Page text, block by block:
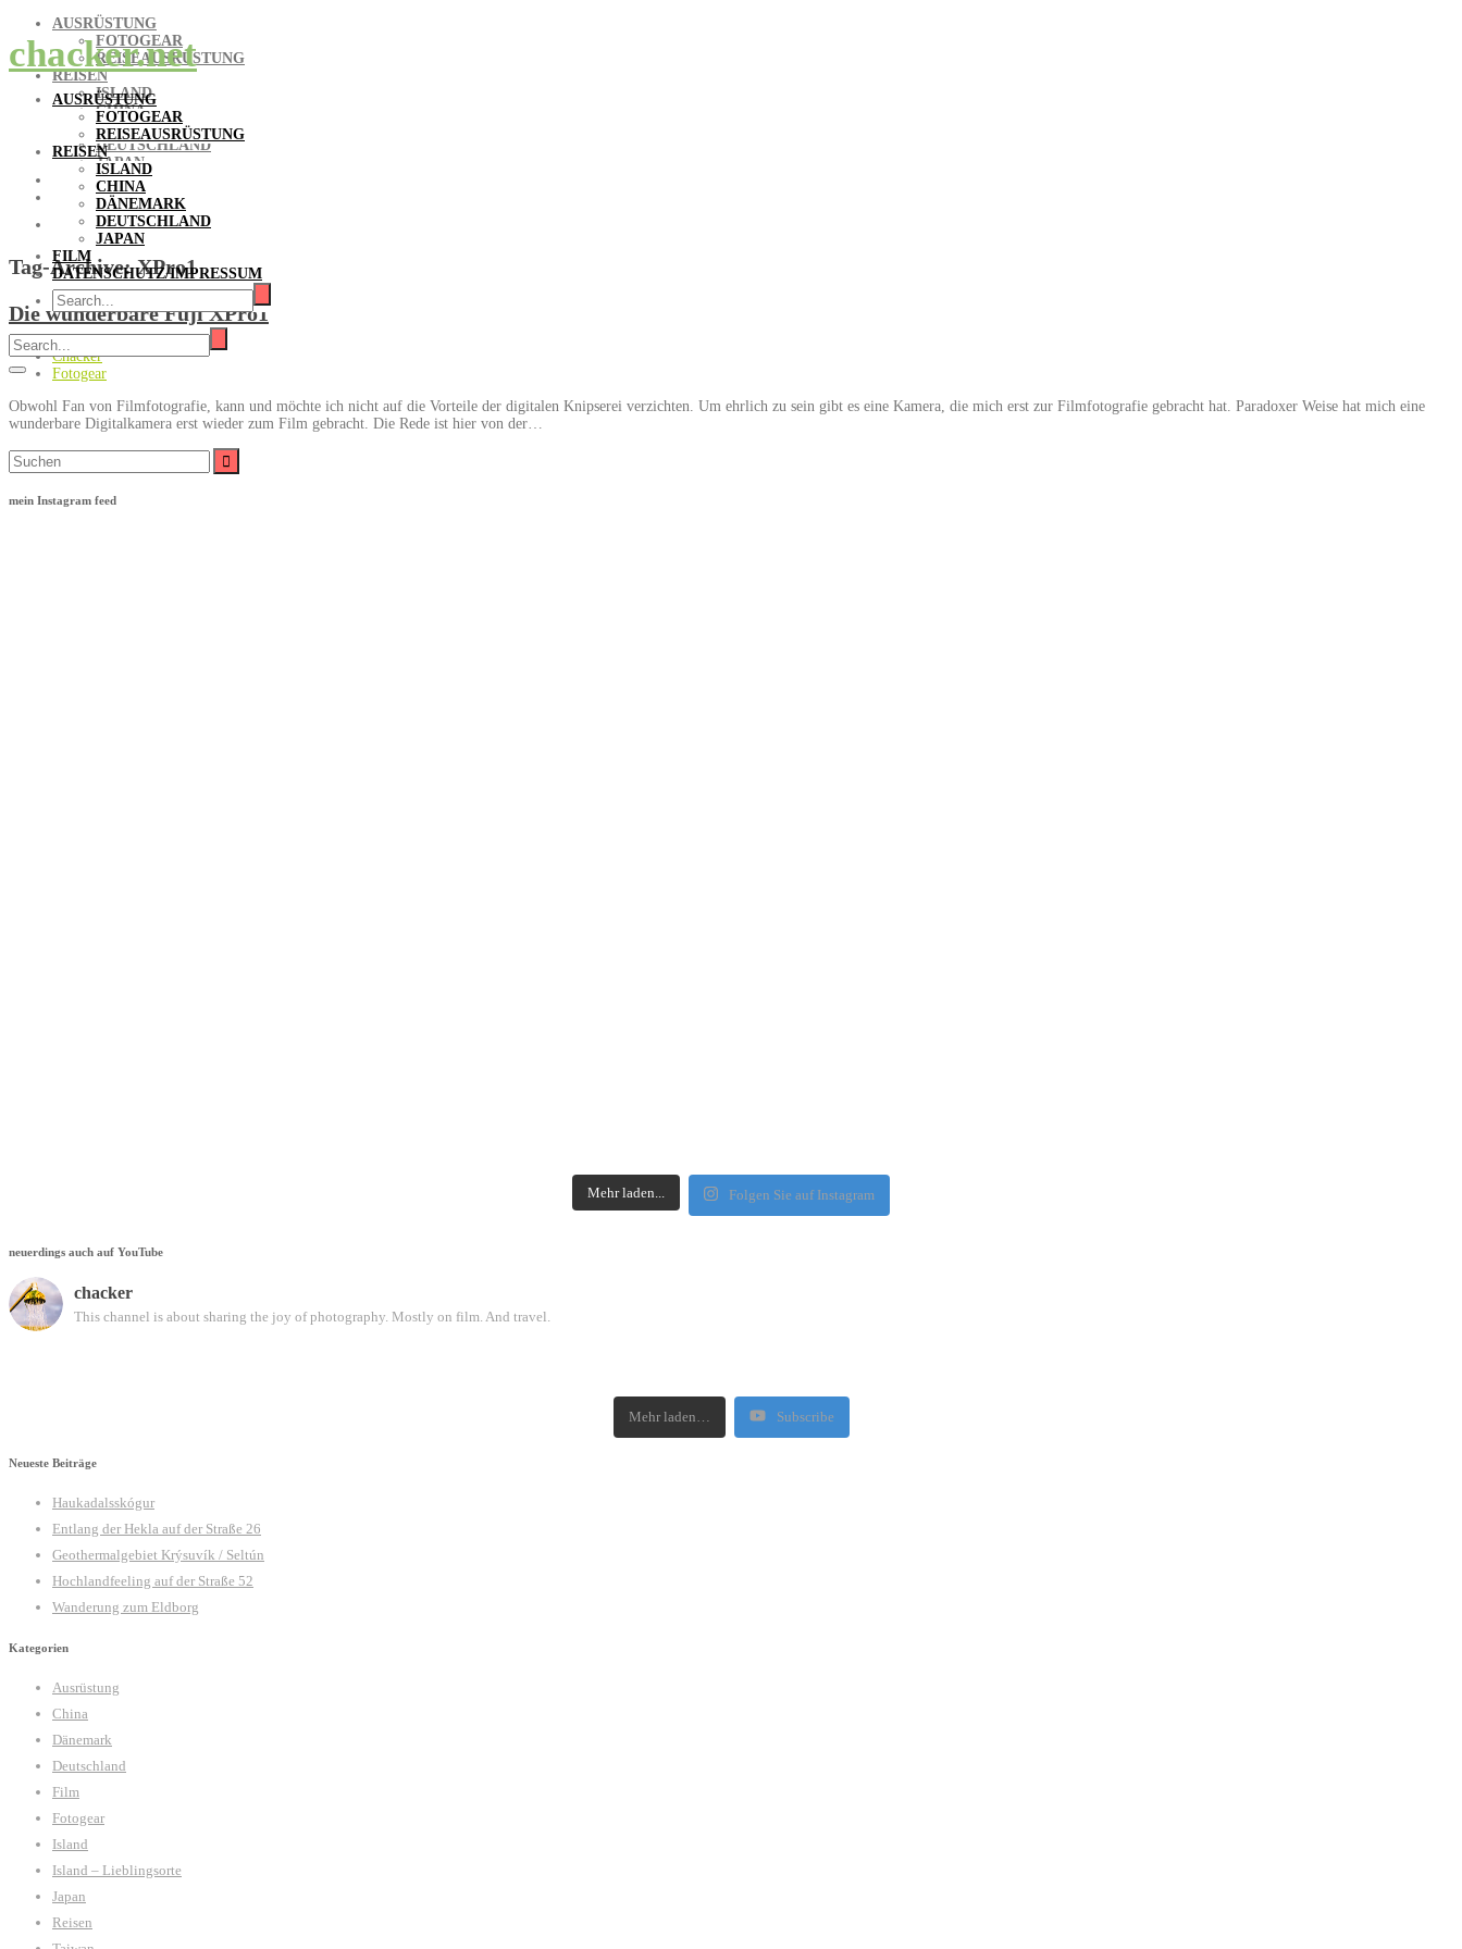
chacker.net
AUSRÜSTUNG
FOTOGEAR
REISEAUSRÜSTUNG
REISEN
ISLAND
CHINA
DÄNEMARK
DEUTSCHLAND
JAPAN
FILM
DATENSCHUTZ/IMPRESSUM
AUSRÜSTUNG
FOTOGEAR
REISEAUSRÜSTUNG
REISEN
ISLAND
CHINA
DÄNEMARK
DEUTSCHLAND
JAPAN
FILM
DATENSCHUTZ/IMPRESSUM
Tag-Archive:XPro1
Die wunderbare Fuji XPro1
Chacker
Fotogear
Obwohl Fan von Filmfotografie, kann und möchte ich nicht auf die Vorteile der digitalen Knipserei verzichten. Um ehrlich zu sein gibt es eine Kamera, die mich erst zur Filmfotografie gebracht hat. Paradoxer Weise hat mich eine
wunderbare Digitalkamera erst wieder zum Film gebracht. Die Rede ist hier von der…
Suche
mein Instagram feed
Mehr laden... Folgen Sie auf Instagram
neuerdings auch auf YouTube
chacker
This channel is about sharing the joy of photography. Mostly on film. And travel.
Mehr laden… Subscribe
Neueste Beiträge
Haukadalsskógur
Entlang der Hekla auf der Straße 26
Geothermalgebiet Krýsuvík / Seltún
Hochlandfeeling auf der Straße 52
Wanderung zum Eldborg
Kategorien
Ausrüstung
China
Dänemark
Deutschland
Film
Fotogear
Island
Island – Lieblingsorte
Japan
Reisen